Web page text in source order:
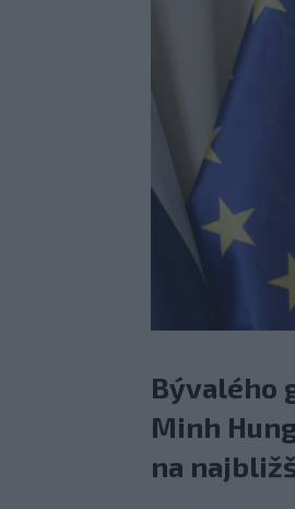
Bývalého
Minh
na